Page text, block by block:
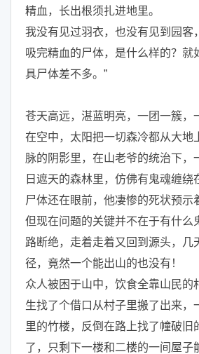
精血，长出根须扎进地里。
我没有见过羽衣，也没有见到园客
吸完精血的尸体，是什么样的？就
具尸体差不多。”
苍天高远，湛蓝明亮，一团一簇，
在空中，太阳把一切森冷都从大地
脉的阴影里，在山老爷的统治下，
日遮天的森林里，仿佛有鬼魂缠绕
尸体还在眼前，他凄惨的死状预示
但现在问题的关键并不在于有什么
路断绝，走着走着又回到源头，几
径，竟然一个能出山的也没有！
众人被困于山中，饮食全靠山民的
生找了个借口从村子里搬了出来，
里的竹楼，反倒在路上找了幢破旧
了，只剩下一楼和二楼的一间屋子